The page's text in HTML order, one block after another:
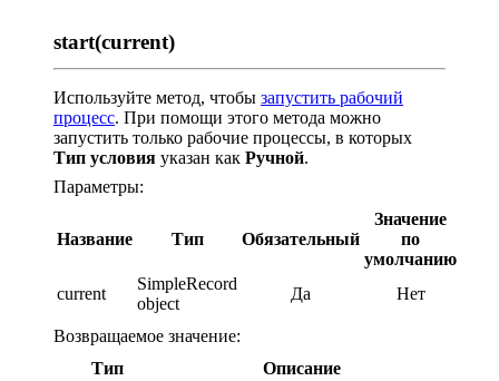
start(current)
Используйте метод, чтобы запустить рабочий
процесс. При помощи этого метода можно
запустить только рабочие процессы, в которых
Тип условия указан как Ручной.
Параметры:
Название Тип Обязательный
Значение
по
умолчанию
current
SimpleRecord
object
Да Нет
Возвращаемое значение:
Тип
Описание